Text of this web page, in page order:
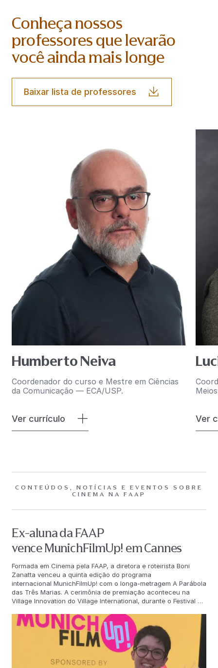
Conheça nossos
professores que levarão
você ainda mais longe
Baixar lista de professores
Humberto Neiva
Coordenador do curso e Mestre em Ciências
da Comunicação — ECA/USP.
Ver currículo Ver
CONTEÚDOS, NOTÍCIAS E EVENTOS SOBRE
CINEMA NA FAAP
Ex-aluna da FAAP
vence MunichFilmUp! em Cannes
Formada em Cinema pela FAAP, a diretora e roteirista Boni
Zanatta venceu a quinta edição do programa
internacional MunichFilmUp! com o longa-metragem A Parábola
das Três Marias. A cerimônia de premiação aconteceu na
Village Innovation do Village International, durante o Festival de
5.000 oferecido pela Fundação Kirch. O MunichFilmUp! é um
programa de residência e mentoria de sete meses voltado a
recém-formados em escolas de cinema, organizado pelo HFF
München em cooperação com a
Pop Up Film Residency da Tatino Films e em parceria com o
Festival of Future Storytellers e o Filmfest München.